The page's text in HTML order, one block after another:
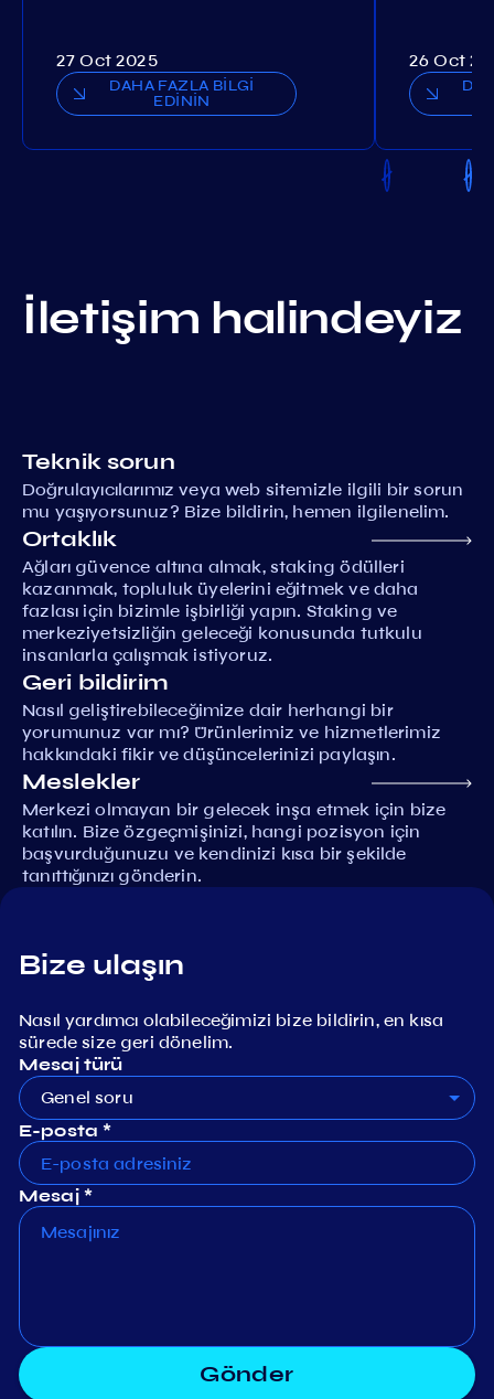
27 Oct 2025
DAHA FAZLA BİLGİ
EDİNİN
26 Oct
İletişim halindeyiz
Teknik sorun
Doğrulayıcılarımız veya web sitemizle ilgili bir sorun
mu yaşıyorsunuz? Bize bildirin, hemen ilgilenelim.
Ortaklık
Ağları güvence altına almak, staking ödülleri
kazanmak, topluluk üyelerini eğitmek ve daha
fazlası için bizimle işbirliği yapın. Staking ve
merkeziyetsizliğin geleceği konusunda tutkulu
insanlarla çalışmak istiyoruz.
Geri bildirim
Nasıl geliştirebileceğimize dair herhangi bir
yorumunuz var mı? Ürünlerimiz ve hizmetlerimiz
hakkındaki fikir ve düşüncelerinizi paylaşın.
Meslekler
Merkezi olmayan bir gelecek inşa etmek için bize
katılın. Bize özgeçmişinizi, hangi pozisyon için
başvurduğunuzu ve kendinizi kısa bir şekilde
tanıttığınızı gönderin.
Bize ulaşın
Nasıl yardımcı olabileceğimizi bize bildirin, en kısa
sürede size geri dönelim.
Mesaj türü
Genel soru
E-posta *
Mesaj *
Gönder